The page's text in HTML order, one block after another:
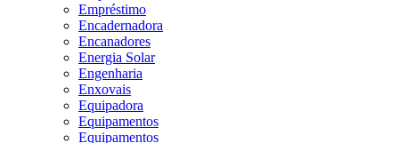
Empréstimo
Encadernadora
Encanadores
Energia Solar
Engenharia
Enxovais
Equipadora
Equipamentos
Equipamentos